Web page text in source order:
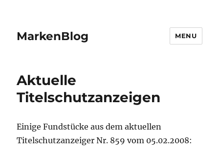
MarkenBlog MENU
Aktuelle
Titelschutzanzeigen
Einige Fundstücke aus dem aktuellen
Titelschutzanzeiger Nr. 859 vom 05.02.2008: